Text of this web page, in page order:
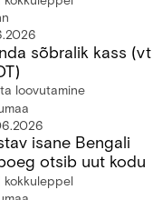
sõbralik kass (vt
loovutamine
uut kodu
isane Bengali
otsib uut kodu
kokkuleppel